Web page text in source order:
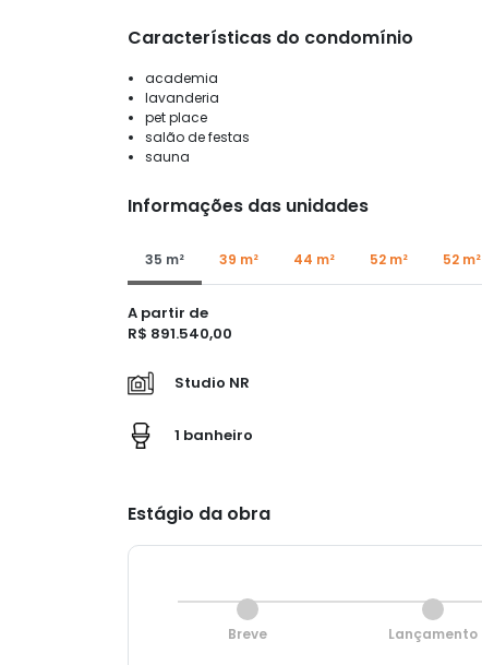
Características do condomínio
academia
lavanderia
pet place
salão de festas
sauna
Informações das unidades
35 m² 39 m² 44 m² 52 m² 52 m²
A partir de
R$ 891.540,00
Studio NR
1 banheiro
Estágio da obra
Breve Lançamento